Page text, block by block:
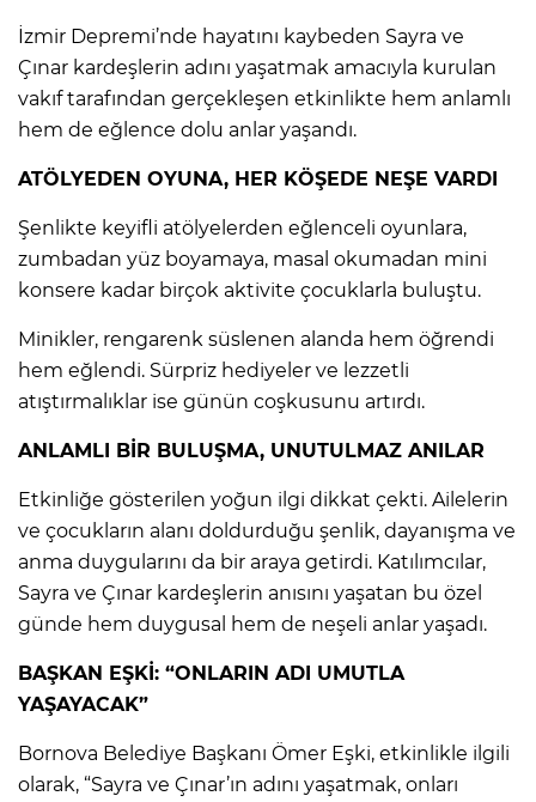
İzmir Depremi’nde hayatını kaybeden Sayra ve
Çınar kardeşlerin adını yaşatmak amacıyla kurulan
vakıf tarafından gerçekleşen etkinlikte hem anlamlı
hem de eğlence dolu anlar yaşandı.
ATÖLYEDEN OYUNA, HER KÖŞEDE NEŞE VARDI
Şenlikte keyifli atölyelerden eğlenceli oyunlara,
zumbadan yüz boyamaya, masal okumadan mini
konsere kadar birçok aktivite çocuklarla buluştu.
Minikler, rengarenk süslenen alanda hem öğrendi
hem eğlendi. Sürpriz hediyeler ve lezzetli
atıştırmalıklar ise günün coşkusunu artırdı.
ANLAMLI BİR BULUŞMA, UNUTULMAZ ANILAR
Etkinliğe gösterilen yoğun ilgi dikkat çekti. Ailelerin
ve çocukların alanı doldurduğu şenlik, dayanışma ve
anma duygularını da bir araya getirdi. Katılımcılar,
Sayra ve Çınar kardeşlerin anısını yaşatan bu özel
günde hem duygusal hem de neşeli anlar yaşadı.
BAŞKAN EŞKİ: “ONLARIN ADI UMUTLA
YAŞAYACAK”
Bornova Belediye Başkanı Ömer Eşki, etkinlikle ilgili
olarak, “Sayra ve Çınar’ın adını yaşatmak, onları